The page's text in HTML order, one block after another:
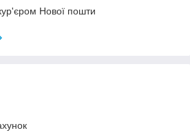
Нової пошти